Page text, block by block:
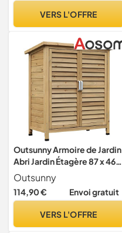
Protection Contre la Pluie
VERS L'OFFRE
Outsunny Armoire de Jardin
Abri Jardin Étagère 87 x 46,5
x 96,5 cm Jaune
Outsunny
114,90 € Envoi gratuit
VERS L'OFFRE